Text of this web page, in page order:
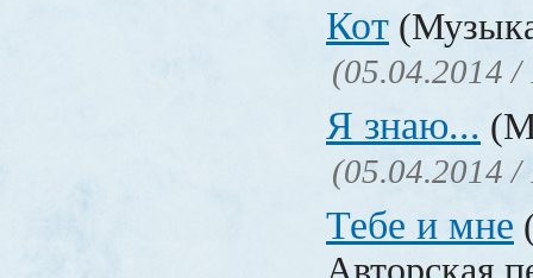
Кот
(05.04.2014 /
Я знаю...
(05.04.2014 /
Тебе и мне